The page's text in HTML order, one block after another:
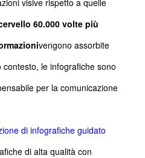
60.000 volte più
vengono assorbite
le infografiche sono
per la comunicazione
di infografiche guidato
di alta qualità con